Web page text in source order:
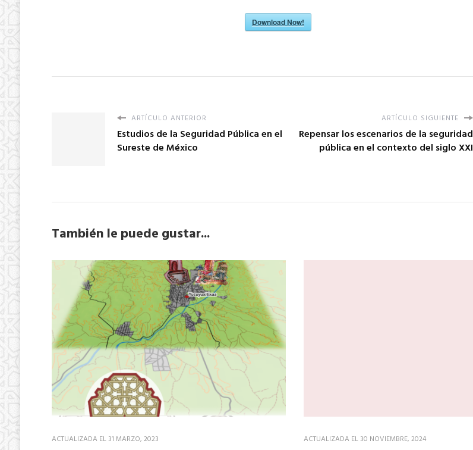
Download Now!
ARTÍCULO ANTERIOR
Estudios de la Seguridad Pública en el
Sureste de México
ARTÍCULO SIGUIENTE
Repensar los escenarios de la seguridad
pública en el contexto del siglo XXI
También le puede gustar...
ACTUALIZADA EL 31 MARZO, 2023 ACTUALIZADA EL 30 NOVIEMBRE, 2024